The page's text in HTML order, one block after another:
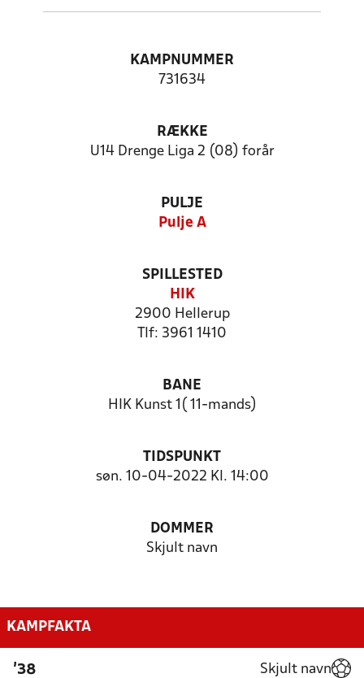
KAMPNUMMER
731634
RÆKKE
U14 Drenge Liga 2 (08) forår
PULJE
Pulje A
SPILLESTED
HIK
2900 Hellerup
Tlf: 3961 1410
BANE
HIK Kunst 1( 11-mands)
TIDSPUNKT
søn. 10-04-2022 Kl. 14:00
DOMMER
Skjult navn
KAMPFAKTA
'38 Skjult navn